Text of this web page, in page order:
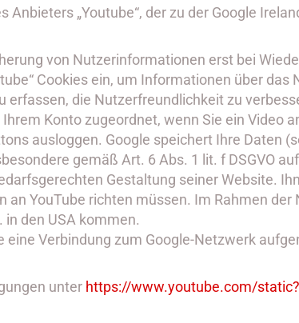
„Youtube“, der zu der Google
von Nutzerinformationen erst bei
Cookies ein, um Informationen über das
die Nutzerfreundlichkeit zu
Konto zugeordnet, wenn Sie ein Video
ausloggen. Google speichert Ihre Daten
gemäß Art. 6 Abs. 1 lit. f DSGVO
Gestaltung seiner Website.
YouTube richten müssen. Im Rahmen der
in den USA kommen.
Verbindung zum Google-Netzwerk
unter https://www.youtube.com/static